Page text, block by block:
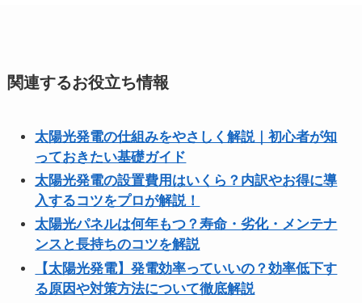
関連するお役立ち情報
太陽光発電の仕組みをやさしく解説｜初心者が知
っておきたい基礎ガイド
太陽光発電の設置費用はいくら？内訳やお得に導
入するコツをプロが解説！
太陽光パネルは何年もつ？寿命・劣化・メンテナ
ンスと長持ちのコツを解説
【太陽光発電】発電効率っていいの？効率低下す
る原因や対策方法について徹底解説